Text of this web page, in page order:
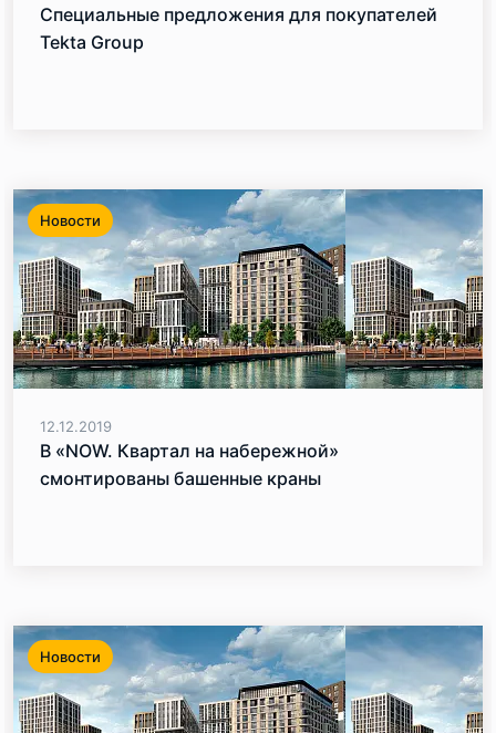
Специальные предложения для покупателей
Tekta Group
Новости
12.12.2019
В «NOW. Квартал на набережной»
смонтированы башенные краны
Новости